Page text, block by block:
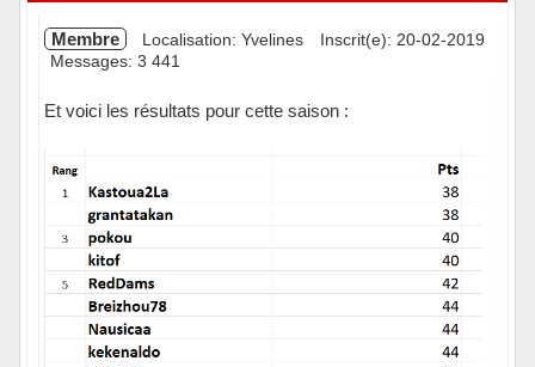
Membre Localisation: Yvelines
Inscrit(e): 20-02-2019
Messages: 3 441
Et voici les résultats pour cette saison :